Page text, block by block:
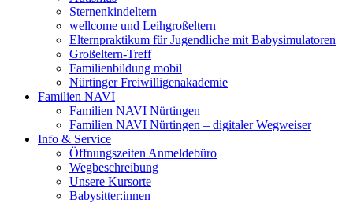
Sternenkindeltern
wellcome und Leihgroßeltern
Elternpraktikum für Jugendliche mit Babysimulatoren
Großeltern-Treff
Familienbildung mobil
Nürtinger Freiwilligenakademie
Familien NAVI
Familien NAVI Nürtingen
Familien NAVI Nürtingen – digitaler Wegweiser
Info & Service
Öffnungszeiten Anmeldebüro
Wegbeschreibung
Unsere Kursorte
Babysitter:innen